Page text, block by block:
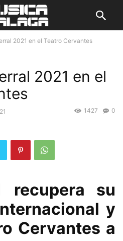
2021 en el Teatro Cervantes
2021 en el
0
1427
recupera su
y
Cervantes a